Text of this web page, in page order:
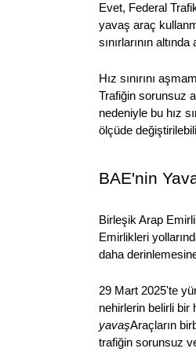
Evet, Federal
yavaş araç
sınırlarının
Hız sınırını
Trafiğin sorunsuz
nedeniyle bu hız
ölçüde
BAE'nin
Birleşik Arap
Emirlikleri
daha
29 Mart 2025'te
nehirlerin belirli bir
yavaşAraçların
trafiğin sorunsuz